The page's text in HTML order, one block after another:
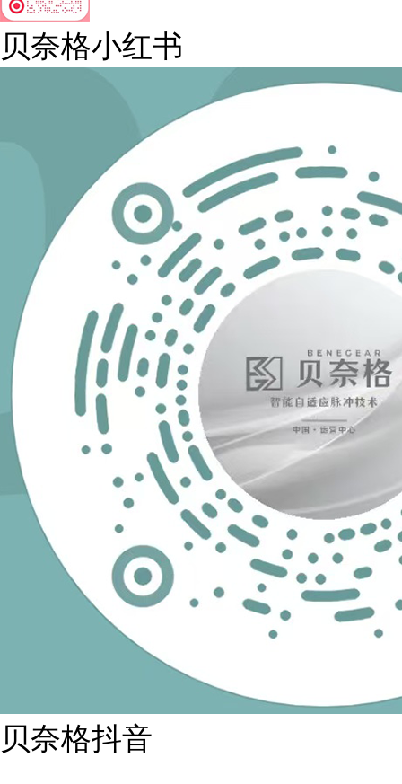
贝奈格小红书
贝奈格抖音